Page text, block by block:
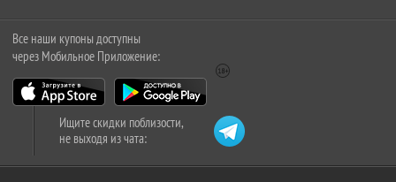
Все наши купоны доступны
через Мобильное Приложение:
Ищите скидки поблизости,
не выходя из чата: